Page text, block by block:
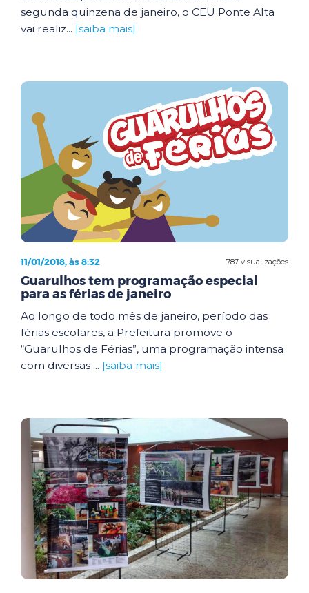
segunda quinzena de janeiro, o CEU Ponte Alta
vai realiz... [saiba mais]
787 visualizações
11/01/2018, às 8:32
Guarulhos tem programação especial
para as férias de janeiro
Ao longo de todo mês de janeiro, período das
férias escolares, a Prefeitura promove o
“Guarulhos de Férias”, uma programação intensa
com diversas ... [saiba mais]